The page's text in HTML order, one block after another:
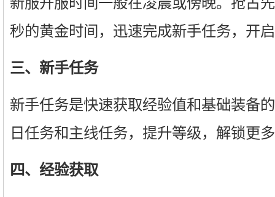
秒的黄金时间，迅速完成新手任务，开
三、新手任务
新手任务是快速获取经验值和基础装备
日任务和主线任务，提升等级，解锁更
四、经验获取